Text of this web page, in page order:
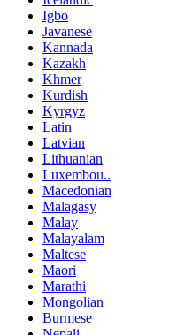
Igbo
Javanese
Kannada
Kazakh
Khmer
Kurdish
Kyrgyz
Latin
Latvian
Lithuanian
Luxembou..
Macedonian
Malagasy
Malay
Malayalam
Maltese
Maori
Marathi
Mongolian
Burmese